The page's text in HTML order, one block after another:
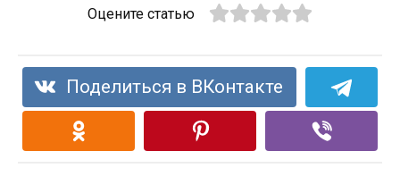
Оцените статью
Поделиться в ВКонтакте